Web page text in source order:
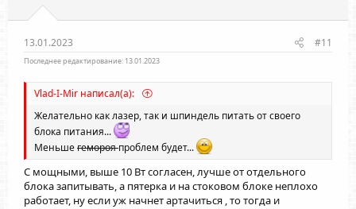
13.01.2023 #11
Последнее редактирование: 13.01.2023
Vlad-I-Mir написал(а):
Желательно как лазер, так и шпиндель питать от своего
блока питания...
Меньшегеморояпроблем будет...
С мощными, выше 10 Вт согласен, лучше от отдельного
блока запитывать, а пятерка и на стоковом блоке неплохо
работает, ну если уж начнет артачиться , то тогда и